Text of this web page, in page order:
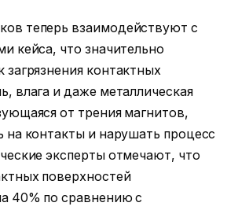
теперь взаимодействуют с
кейса, что значительно
загрязнения контактных
влага и даже металлическая
от трения магнитов,
на контакты и нарушать процесс
эксперты отмечают, что
поверхностей
40% по сравнению с